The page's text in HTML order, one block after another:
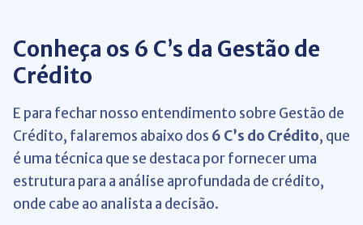
Conheça os 6 C’s da Gestão de
Crédito
E para fechar nosso entendimento sobre Gestão de
Crédito, falaremos abaixo dos 6 C’s do Crédito, que
é uma técnica que se destaca por fornecer uma
estrutura para a análise aprofundada de crédito,
onde cabe ao analista a decisão.